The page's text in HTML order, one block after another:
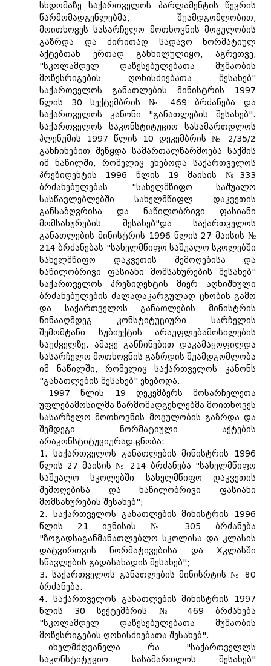
სხდომაზე საქართველოს პარლამენტის წევრის
წარმომადგენლებმა, შუამდგომლობით,
მოითხოვეს სასარჩელო მოთხოვნის მოცულობის
გაზრდა და ძირითად სადავო ნორმატიულ
აქტებთან ერთად განხილულიყო, აგრეთვე,
"სკოლამდელ დაწესებულებათა მუშაობის
მოწესრიგების ღონისძიებათა შესახებ"
საქართველოს განათლების მინისტრის 1997
წლის 30 სექტემბრის № 469 ბრძანება და
საქართველოს კანონი "განათლების შესახებ".
საქართველოს საკონსტიტუციო სასამართდლოს
პლენუმის 1997 წლის 10 დეკემბრის № 2/35/2
განჩინებით შეწყდა სამართალწარმოება საქმის
იმ ნაწილში, რომელიც ეხებოდა საქართველოს
პრეზიდენტის 1996 წლის 19 მაისის №333
ბრძანებულებას "სახელმწიფო საშუალო
სასწავლებლებში სახელმწიფლ დაკვეთის
განსაზღვრისა და ნაწილობრივი ფასიანი
მომსახურების შესახებ"და საქართველოს
განათლების მინისტრის 1996 წლის 27 მაისის №
214 ბრძანებას "სახელმწიფო საშუალო სკოლებში
სახელმწიფო დაკვეთის შემოღებისა და
ნაწილობრივი ფასიანი მომსახურების შესახებ"
საქართველოს პრეზიდენტის მიერ აღნიშნული
ბრძანებულების ძალადაკარგულად ცნობის გამო
და საქართველოს განათლების მინისტრის
წინააღმდეგ კონსტიტუციური სარჩელის
შემომტანი სუბიექტის არაუფლებამოსილების
საუძველზე. ამავე განჩინებით დაკამაყოფილდა
სასარჩელო მოთხოვნის გაზრდის შუამდგომლობა
იმ ნაწილში, რომელიც საქართველოს კანონს
"განათლების შესახებ" ეხებოდა.
1997 წლის 19 დეკემბერს მოსარჩელეთა
უფლებამოსილმა წარმომადგენლებმა მოითხოვეს
სასარჩელო მოთხოვნის მოცულობის გაზრდა და
შემდეგი ნორმატიული აქტების
არაკონსტიტუციურად ცნობა:
1. საქართველოს განათლების მინისტრის 1996
წლის 27 მაისის № 214 ბრძანება "სახელმწიფო
საშუალო სკოლებში სახელმწიფო დაკვეთის
შემოღებისა და ნაწილობრივი ფასიანი
მომსახურების შესახებ";
2. საქართველოს განათლების მინისტრის 1996
წლის 21 ივნისის № 305 ბრძანება
"ზოგადსაგანმანათლებლო სკოლისა და კლასის
დატვირთვის ნორმატივებისა და Xკლასში
სწავლების გადასახადის შესახებ";
3. საქართველოს განათლების მინისრტის № 80
ბრძანება.
4. საქართველოს განათლების მინისტრის 1997
წლის 30 სექტემბრის № 469 ბრძანება
"სკოლამდელ დაწესებულებათა მუშაობის
მოწესრიგების ღონისძიებათა შესახებ".
იხელმძღვანელა რა "საქართველლს
საკონსტიტუციო სასამართლოს შესახებ"